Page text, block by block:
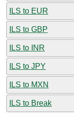
ILS to EUR
ILS to GBP
ILS to INR
ILS to JPY
ILS to MXN
ILS to Break